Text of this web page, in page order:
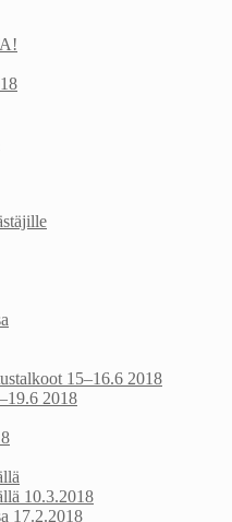
15–16.6 2018
2018
10.3.2018
17.2.2018